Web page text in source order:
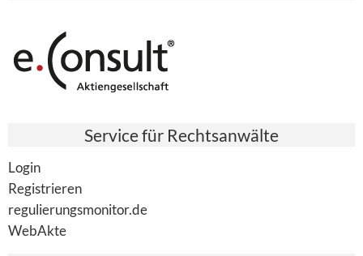
Service für Rechtsanwälte
Login
Registrieren
regulierungsmonitor.de
WebAkte